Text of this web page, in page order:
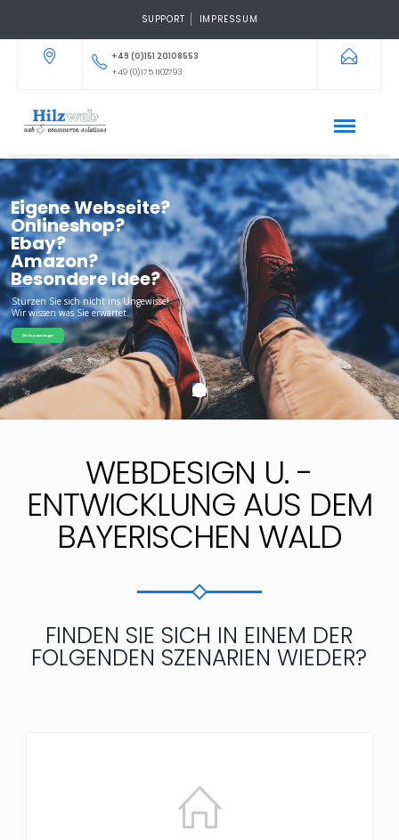
SUPPORT IMPRESSUM
+49 (0)151 20108553
+49 (0)175 1102793
Eigene Webseite?
Onlineshop?
Ebay?
Amazon?
Besondere Idee?
Stürzen Sie sich nicht ins Ungewisse!
Wir wissen was Sie erwartet.
Die Experten fragen
WEBDESIGN U. -
ENTWICKLUNG AUS DEM
BAYERISCHEN WALD
FINDEN SIE SICH IN EINEM DER
FOLGENDEN SZENARIEN WIEDER?